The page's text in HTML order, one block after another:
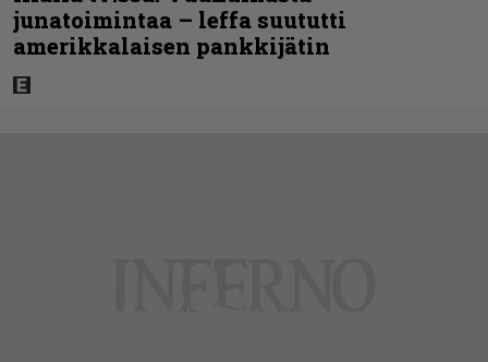
junatoimintaa – leffa suututti
amerikkalaisen pankkijätin